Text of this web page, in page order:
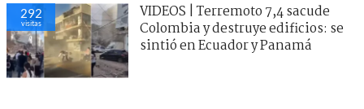
292
visitas
VIDEOS | Terremoto 7,4 sacude
Colombia y destruye edificios: se
sintió en Ecuador y Panamá